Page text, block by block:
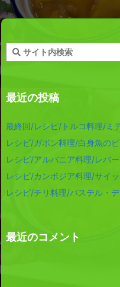
最近の投稿
最終回/レシピ/トルコ料理/ミ
レシピ/ガボン料理/白身魚の
レシピ/アルバニア料理/レバ
レシピ/カンボジア料理/サイ
レシピ/チリ料理/パステル・
最近のコメント